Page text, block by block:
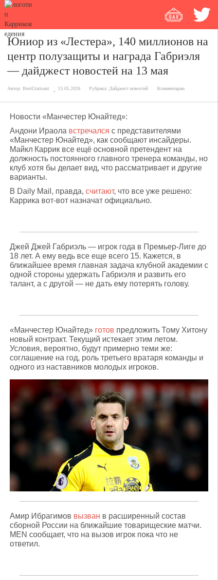
Юниор из «Лестера», 140 миллионов на
центр полузащиты и награда Габриэля
— дайджест новостей на 13 мая
Автор: BestGlatisant 13.05.2026 Рубрика: Дайджест новостей Комментарии
Новости «Манчестер Юнайтед»:
Андони Ираола встречался с представителями
«Манчестер Юнайтед», как сообщают инсайдеры.
Майкл Каррик все ещё основной претендент на
должность постоянного главного тренера команды, но
клуб хотя бы делает вид, что рассматривает и другие
варианты.
В Daily Mail, правда, считают, что все уже решено:
Каррика вот-вот назначат официально.
Джей Джей Габриэль — игрок года в Премьер-Лиге до
18 лет. А ему ведь все еще всего 15. Кажется, в
ближайшее время главная задача клубной академии с
одной стороны удержать Габриэля и развить его
талант, а с другой — не дать ему потерять голову.
«Манчестер Юнайтед» готов предложить Тому Хитону
новый контракт. Текущий истекает этим летом.
Условия, вероятно, будут примерно теми же:
соглашение на год, роль третьего вратаря команды и
одного из наставников молодых игроков.
Амир Ибрагимов вызван в расширенный состав
сборной России на ближайшие товарищеские матчи.
MEN сообщает, что на вызов игрок пока что не
ответил.